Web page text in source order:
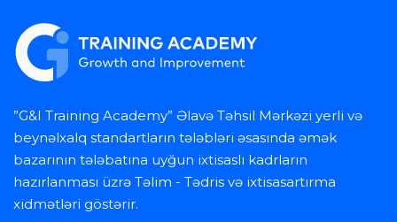
”G&I Training Academy” Əlavə Təhsil Mərkəzi yerli və
beynəlxalq standartların tələbləri əsasında əmək
bazarının tələbatına uyğun ixtisaslı kadrların
hazırlanması üzrə Təlim - Tədris və ixtisasartırma
xidmətləri göstərir.